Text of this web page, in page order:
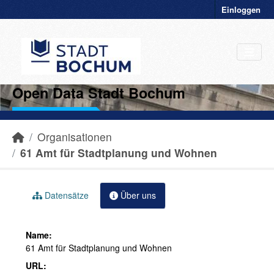
Einloggen
Open Data Stadt Bochum
Organisationen
61 Amt für Stadtplanung und Wohnen
Datensätze Über uns
Name:
61 Amt für Stadtplanung und Wohnen
URL: